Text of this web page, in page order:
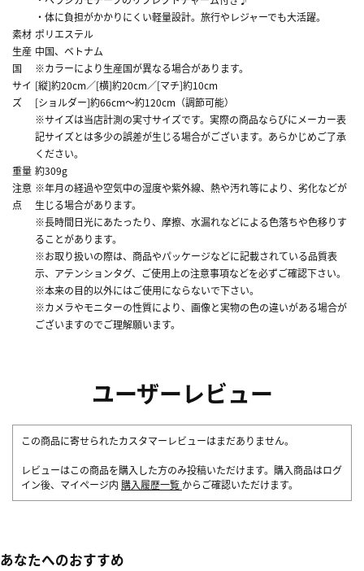
・体に負担がかかりにくい軽量設計。旅行やレジャーでも大活躍。
素材 ポリエステル
生産
国
中国、ベトナム
※カラーにより生産国が異なる場合があります。
サイ
ズ
[縦]約20cm／[横]約20cm／[マチ]約10cm
[ショルダー]約66cm～約120cm（調節可能）
※サイズは当店計測の実寸サイズです。実際の商品ならびにメーカー表
記サイズとは多少の誤差が生じる場合がございます。あらかじめご了承
ください。
重量 約309g
注意
点
※年月の経過や空気中の湿度や紫外線、熱や汚れ等により、劣化などが
生じる場合があります。
※長時間日光にあたったり、摩擦、水漏れなどによる色落ちや色移りす
ることがあります。
※お取り扱いの際は、商品やパッケージなどに記載されている品質表
示、アテンションタグ、ご使用上の注意事項などを必ずご確認下さい。
※本来の目的以外にはご使用にならないで下さい。
※カメラやモニターの性質により、画像と実物の色の違いがある場合が
ございますのでご理解願います。
ユーザーレビュー
この商品に寄せられたカスタマーレビューはまだありません。
レビューはこの商品を購入した方のみ投稿いただけます。購入商品はログ
イン後、マイページ内 購入履歴一覧 からご確認いただけます。
あなたへのおすすめ